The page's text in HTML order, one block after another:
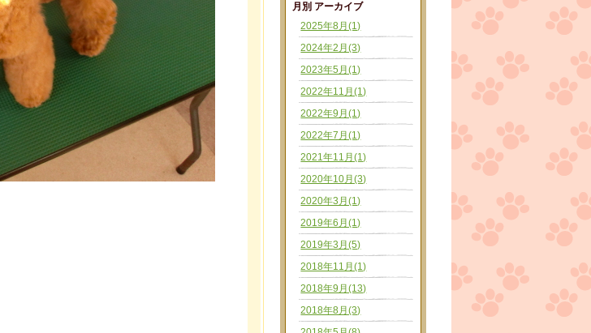
月別 アーカイブ
2025年8月(1)
2024年2月(3)
2023年5月(1)
2022年11月(1)
2022年9月(1)
2022年7月(1)
2021年11月(1)
2020年10月(3)
2020年3月(1)
2019年6月(1)
2019年3月(5)
2018年11月(1)
2018年9月(13)
2018年8月(3)